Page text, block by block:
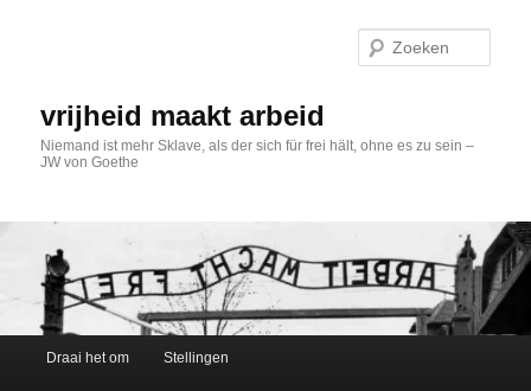
vrijheid maakt arbeid
Niemand ist mehr Sklave, als der sich für frei hält, ohne es zu sein –
JW von Goethe
Draai het om Stellingen